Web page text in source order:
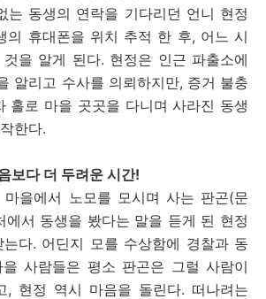
는 동생의 연락을 기다리던 언니 현정
의 휴대폰을 위치 추적 한 후, 어느 시
을 알게 된다. 현정은 인근 파출소에
알리고 수사를 의뢰하지만, 증거 불충
홀로 마을 곳곳을 다니며 사라진 동생
한다.
보다 더 두려운 시간!
을에서 노모를 모시며 사는 판곤(문
에서 동생을 봤다는 말을 듣게 된 현정
다. 어딘지 모를 수상함에 경찰과 동
사람들은 평소 판곤은 그럴 사람이
, 현정 역시 마음을 돌린다. 떠나려는